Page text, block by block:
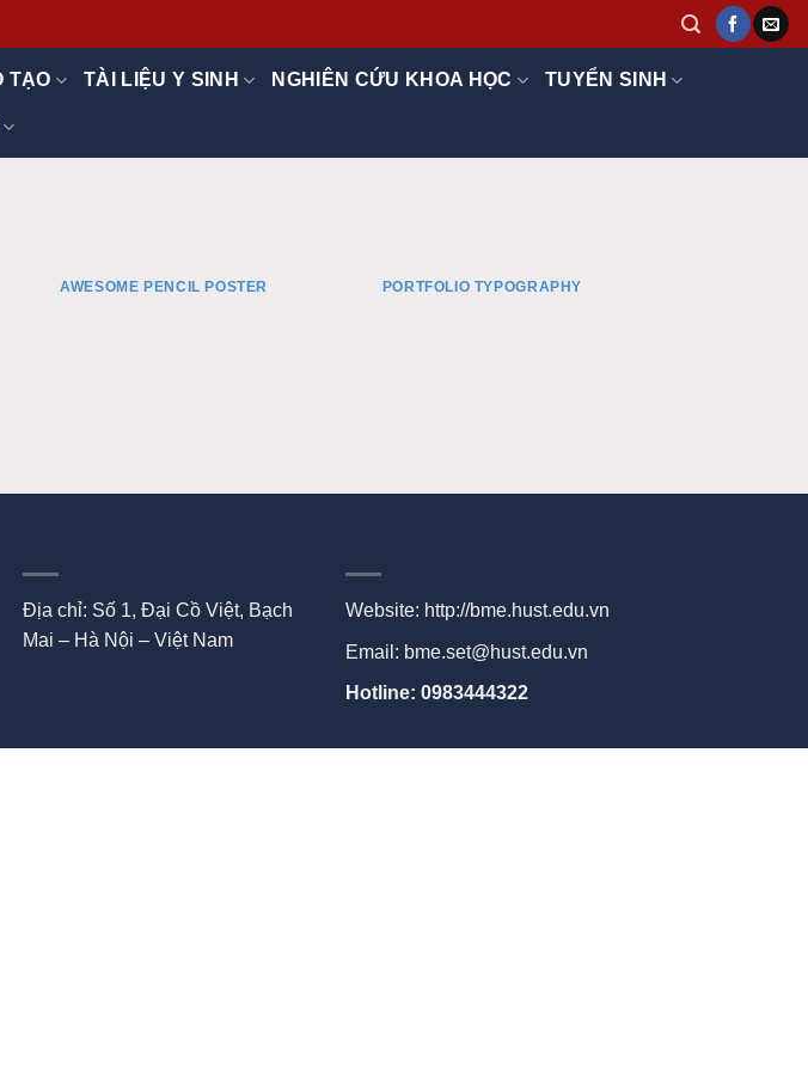
TẠO TÀI LIỆU Y SINH NGHIÊN CỨU KHOA HỌC TUYỂN SINH
AWESOME PENCIL POSTER PORTFOLIO TYPOGRAPHY
Địa chỉ: Số 1, Đại Cồ Việt, Bạch
Mai – Hà Nội – Việt Nam
Website: http://bme.hust.edu.vn
Email: bme.set@hust.edu.vn
Hotline: 0983444322